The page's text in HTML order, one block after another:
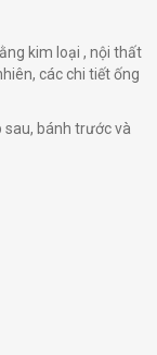
kim loại , nội thất
các chi tiết ống
bánh trước và